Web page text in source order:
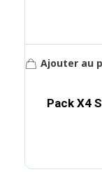
Pack X4
Ajouter au